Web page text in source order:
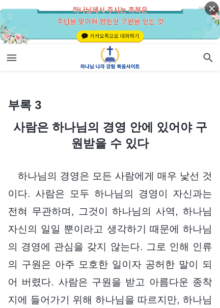
부록 3
사람은 하나님의 경영 안에 있어야 구원받을 수 있다
부록 3
사람은 하나님의 경영 안에 있어야 구
원받을 수 있다
하나님의 경영은 모든 사람에게 매우 낯선 것
이다. 사람은 모두 하나님의 경영이 자신과는
전혀 무관하며, 그것이 하나님의 사역, 하나님
자신의 일일 뿐이라고 생각하기 때문에 하나님
의 경영에 관심을 갖지 않는다. 그로 인해 인류
의 구원은 아주 모호한 일이자 공허한 말이 되
어 버렸다. 사람은 구원을 받고 아름다운 종착
지에 들어가기 위해 하나님을 따르지만, 하나님